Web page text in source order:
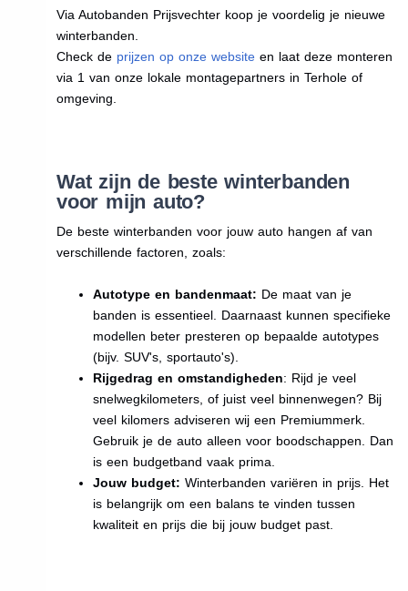
Via Autobanden Prijsvechter koop je voordelig je nieuwe
winterbanden.
Check de prijzen op onze websiteen laat deze monteren
via 1 van onze lokale montagepartners in Terhole of
omgeving.
Wat zijn de beste winterbanden
voor mijn auto?
De beste winterbanden voor jouw auto hangen af van
verschillende factoren, zoals:
Autotype en bandenmaat: De maat van je
banden is essentieel. Daarnaast kunnen specifieke
modellen beter presteren op bepaalde autotypes
(bijv. SUV's, sportauto's).
Rijgedrag en omstandigheden: Rijd je veel
snelwegkilometers, of juist veel binnenwegen? Bij
veel kilomers adviseren wij een Premiummerk.
Gebruik je de auto alleen voor boodschappen. Dan
is een budgetband vaak prima.
Jouw budget: Winterbanden variëren in prijs. Het
is belangrijk om een balans te vinden tussen
kwaliteit en prijs die bij jouw budget past.